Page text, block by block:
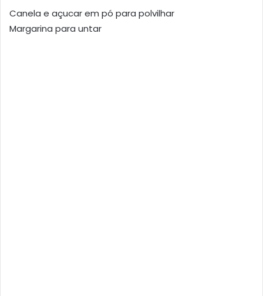
Canela e açucar em pó para polvilhar
Margarina para untar